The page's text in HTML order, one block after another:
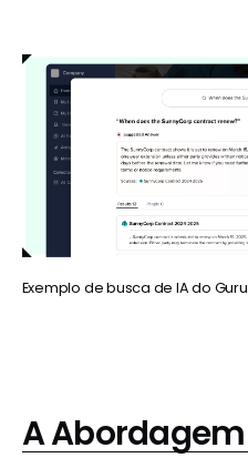
Exemplo de busca de IA do Guru
A Abordagem